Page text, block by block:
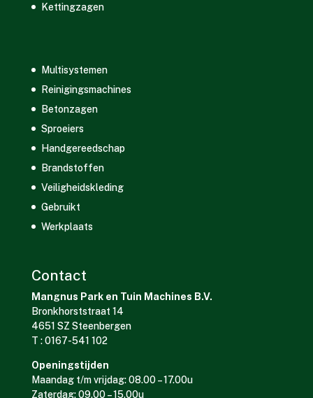
Kettingzagen
Multisystemen
Reinigingsmachines
Betonzagen
Sproeiers
Handgereedschap
Brandstoffen
Veiligheidskleding
Gebruikt
Werkplaats
Contact
Mangnus Park en Tuin Machines B.V.
Bronkhorststraat 14
4651 SZ Steenbergen
T : 0167-541 102
Openingstijden
Maandag t/m vrijdag: 08.00 – 17.00u
Zaterdag: 09.00 – 15.00u